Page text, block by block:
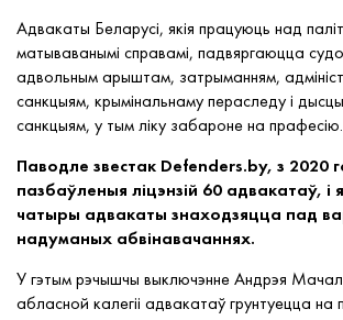
Адвакаты Беларусі, якія працуюць над
матываванымі справамі, падвяргаюцца
адвольным арыштам, затрыманням,
санкцыям, крымінальнаму пераследу і
санкцыям, у тым ліку забароне на прафесію.
Паводле звестак Defenders.by, з 2020
пазбаўленыя ліцэнзій 60 адвакатаў, і
чатыры адвакаты знаходзяцца пад
надуманых абвінавачаннях.
У гэтым рэчышчы выключэнне Андрэя
абласной калегіі адвакатаў грунтуецца на